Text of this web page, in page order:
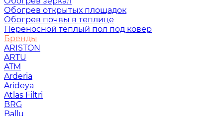
Обогрев открытых площадок
Обогрев почвы в теплице
Переносной теплый пол под ковер
Бренды
ARISTON
ARTU
ATM
Arderia
Arideya
Atlas Filtri
BRG
Ballu